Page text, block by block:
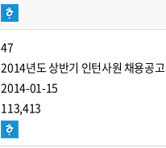
47
2014년도 상반기 인턴사원 채용공고
2014-01-15
113,413